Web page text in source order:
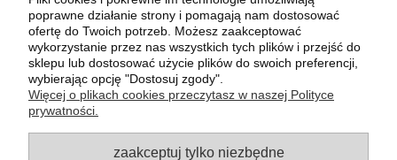
Moje konto
Płatności i dostawa
sklep internetowy FamilyGarden.pl- Odpocznij w
ogrodzie :-)
poprawne działanie strony i pomagają nam dostosować
ofertę do Twoich potrzeb. Możesz zaakceptować
wykorzystanie przez nas wszystkich tych plików i przejść do
sklepu lub dostosować użycie plików do swoich preferencji,
wybierając opcję "Dostosuj zgody".
Więcej o plikach cookies przeczytasz w naszej Polityce
prywatności.
zaakceptuj tylko niezbędne